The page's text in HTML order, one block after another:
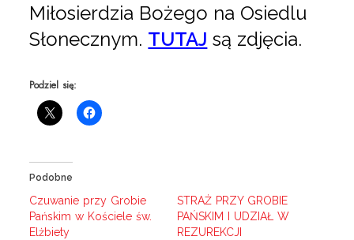
Miłosierdzia Bożego na Osiedlu
Słonecznym. TUTAJ są zdjęcia.
Podziel się:
Podobne
Czuwanie przy Grobie
Pańskim w Kościele św.
Elżbiety
STRAŻ PRZY GROBIE
PAŃSKIM I UDZIAŁ W
REZUREKCJI